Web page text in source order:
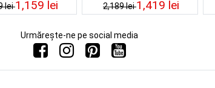
lei1,159 lei 2,189 lei1,419 lei
Urmărește-ne pe social media